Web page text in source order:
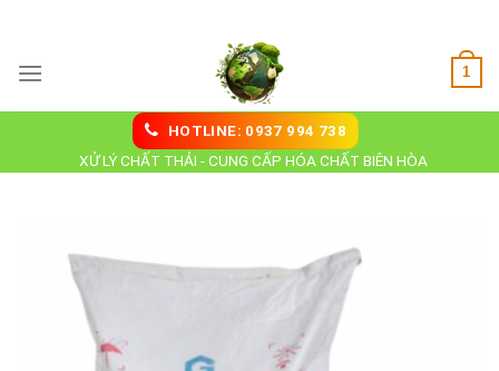
content
1
HOTLINE: 0937 994 738
XỬ LÝ CHẤT THẢI - CUNG CẤP HÓA CHẤT BIÊN HÒA